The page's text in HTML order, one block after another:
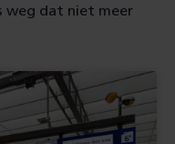
weg dat niet meer